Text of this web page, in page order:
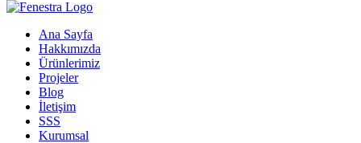
Ana Sayfa
Hakkımızda
Ürünlerimiz
Projeler
Blog
İletişim
SSS
Kurumsal